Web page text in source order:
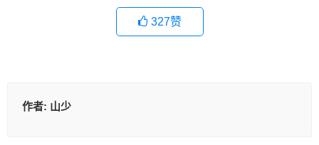
327赞
作者: 山少